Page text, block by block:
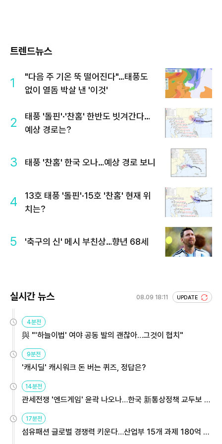
트렌드뉴스
1
"다음 주 기온 뚝 떨어진다"…태풍도
없이 열돔 박살 낸 '이것'
2
태풍 '돌핀'·'찬홈' 한반도 빗겨간다…
예상 경로는?
3 태풍 '찬홈' 한국 오나…예상 경로 보니
4
13호 태풍 '돌핀'·15호 '찬홈' 현재 위
치는?
5 '축구의 신' 메시 부친상…향년 68세
실시간 뉴스 08.09 18:11 UPDATE
4분전
與 "'하늘이법' 여야 공동 발의 괜찮아…그것이 협치"
9분전
'캐시딜' 캐시워크 돈 버는 퀴즈, 정답은?
14분전
관세전쟁 '엔드게임' 윤곽 나오나…한국 新통상정책 교두보 활
17분전
섬유패션 글로벌 경쟁력 키운다…산업부 15개 과제 180억 지